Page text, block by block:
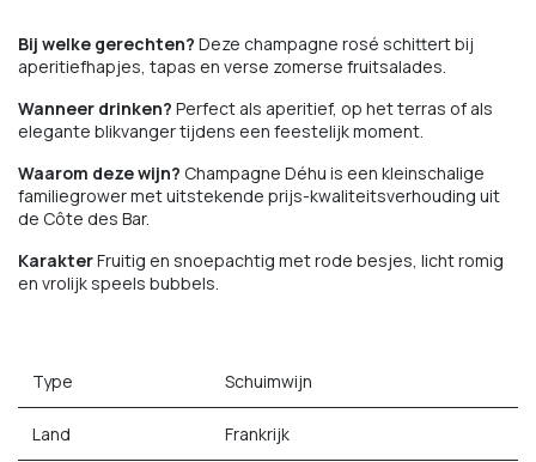
Bij welke gerechten? Deze champagne rosé schittert bij
aperitiefhapjes, tapas en verse zomerse fruitsalades.
Wanneer drinken? Perfect als aperitief, op het terras of als
elegante blikvanger tijdens een feestelijk moment.
Waarom deze wijn? Champagne Déhu is een kleinschalige
familiegrower met uitstekende prijs-kwaliteitsverhouding uit
de Côte des Bar.
KarakterFruitig en snoepachtig met rode besjes, licht romig
en vrolijk speels bubbels.
Type Schuimwijn
Land Frankrijk